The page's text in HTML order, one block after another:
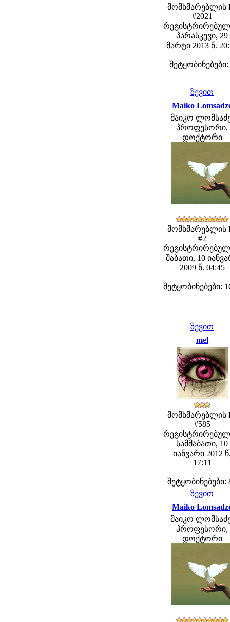
მომხმარებლის
#2021
პარასკევი, 29
მარტი 2013 წ.
შეტყობინებები:
ზევით
Maiko
მაიკო
პროფესორი,
დოქტორი
მომხმარებლის
#2
შაბათი, 10
2009 წ. 04:45
შეტყობინებები:
ზევით
mel
მომხმარებლის
#585
სამშაბათი, 10
იანვარი 2012
17:11
შეტყობინებები:
ზევით
Maiko
მაიკო
პროფესორი,
დოქტორი